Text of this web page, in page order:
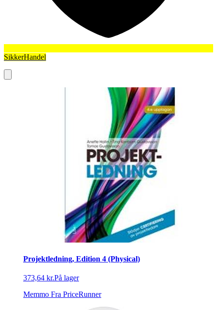
SikkerHandel
Projektledning, Edition 4 (Physical)
373,64 kr.På lager
Memmo Fra PriceRunner